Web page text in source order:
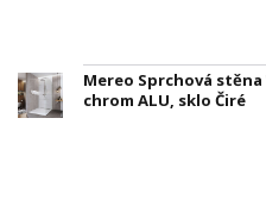
Mereo Sprchová stěna
chrom ALU, sklo Čiré